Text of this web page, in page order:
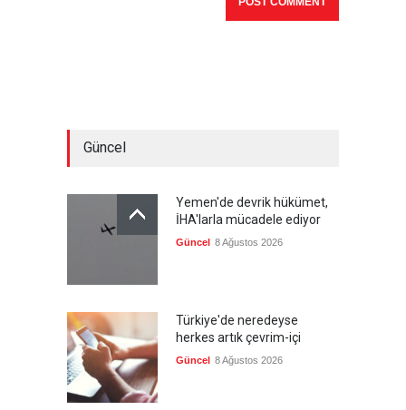
Güncel
Yemen'de devrik hükümet,
İHA'larla mücadele ediyor
Güncel 8 Ağustos 2026
Türkiye'de neredeyse
herkes artık çevrim-içi
Güncel 8 Ağustos 2026